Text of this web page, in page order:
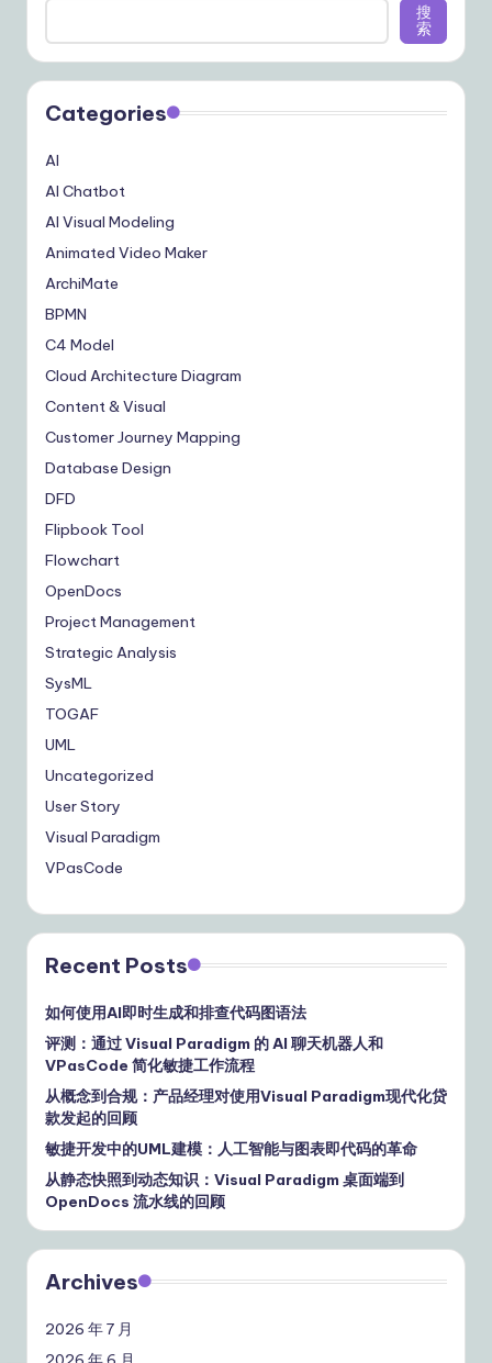
搜
索
Categories
AI
AI Chatbot
AI Visual Modeling
Animated Video Maker
ArchiMate
BPMN
C4 Model
Cloud Architecture Diagram
Content & Visual
Customer Journey Mapping
Database Design
DFD
Flipbook Tool
Flowchart
OpenDocs
Project Management
Strategic Analysis
SysML
TOGAF
UML
Uncategorized
User Story
Visual Paradigm
VPasCode
Recent Posts
如何使用AI即时生成和排查代码图语法
评测：通过 Visual Paradigm 的 AI 聊天机器人和
VPasCode 简化敏捷工作流程
从概念到合规：产品经理对使用Visual Paradigm现代化贷
款发起的回顾
敏捷开发中的UML建模：人工智能与图表即代码的革命
从静态快照到动态知识：Visual Paradigm 桌面端到
OpenDocs 流水线的回顾
Archives
2026 年 7 月